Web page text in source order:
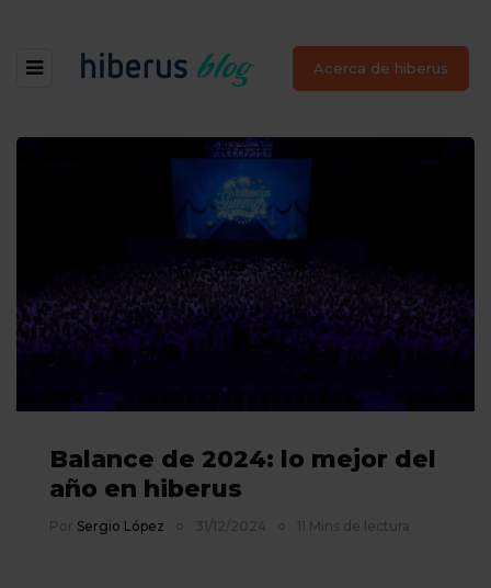
Acerca de hiberus
Balance de 2024: lo mejor del
año en hiberus
Por Sergio López 31/12/2024 11 Mins de lectura